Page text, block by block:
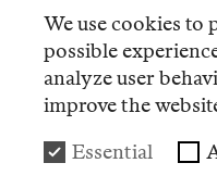
wir uns nichts vor.
We use cookies to
possible
analyze user
improve the
Essential